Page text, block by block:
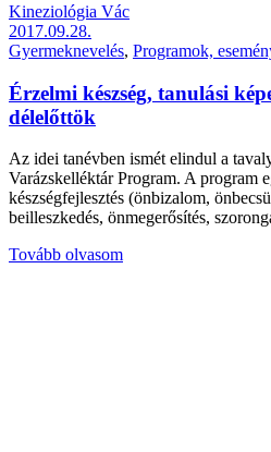
Kineziológia Vác
2017.09.28.
Gyermeknevelés, Programok,
Érzelmi készség, tanulási
délelőttök
Az idei tanévben ismét elindul a
Varázskelléktár Program. A program
készségfejlesztés (önbizalom,
beilleszkedés, önmegerősítés,
Tovább olvasom